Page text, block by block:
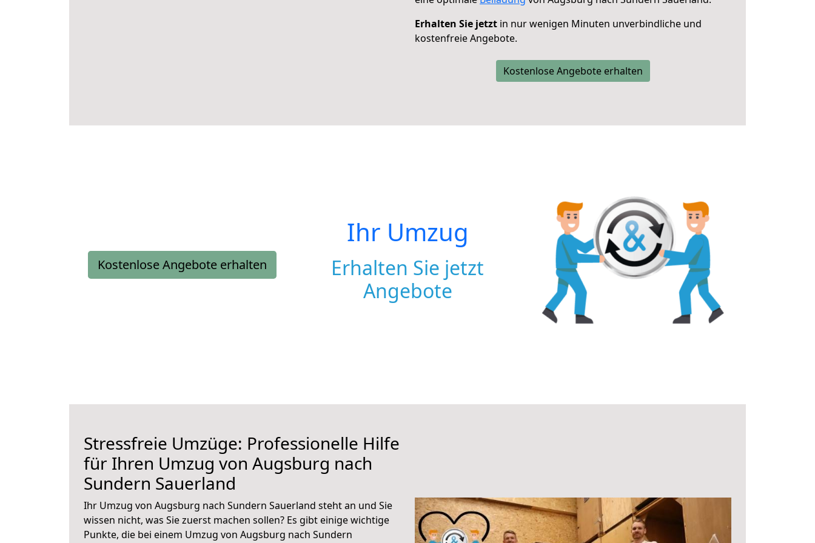
Erhalten Sie jetzt in nur wenigen Minuten unverbindliche und
kostenfreie Angebote.
Kostenlose Angebote erhalten
Kostenlose Angebote erhalten
Ihr Umzug
Erhalten Sie jetzt
Angebote
Stressfreie Umzüge: Professionelle Hilfe
für Ihren Umzug von Augsburg nach
Sundern Sauerland
Ihr Umzug von Augsburg nach Sundern Sauerland steht an und Sie
wissen nicht, was Sie zuerst machen sollen? Es gibt einige wichtige
Punkte, die bei einem Umzug von Augsburg nach Sundern